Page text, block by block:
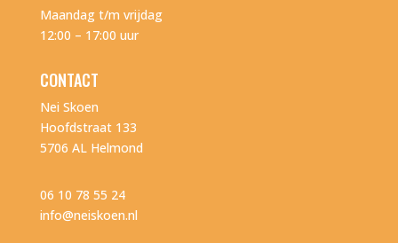
Maandag t/m vrijdag
12:00 – 17:00 uur
CONTACT
Nei Skoen
Hoofdstraat 133
5706 AL Helmond
06 10 78 55 24
info@neiskoen.nl